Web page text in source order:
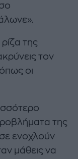
της
τον
οι
της
ενοχλούν
μάθεις να